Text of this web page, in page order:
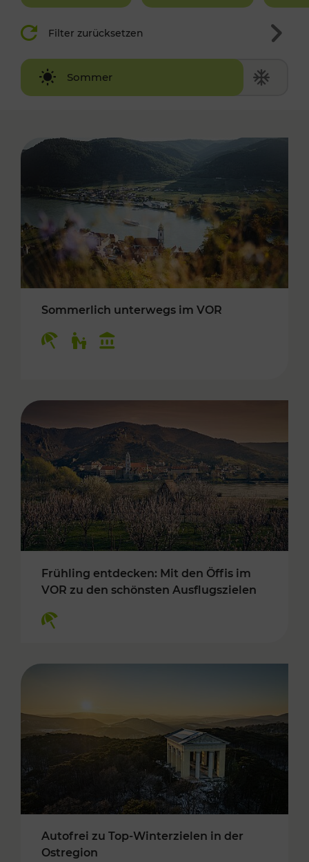
Filter zurücksetzen
Sommer
Winter
Sommerlich unterwegs im VOR
Frühling entdecken: Mit den Öffis im
VOR zu den schönsten Ausflugszielen
Autofrei zu Top-Winterzielen in der
Ostregion